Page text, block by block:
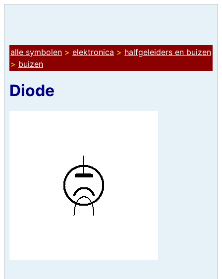
alle symbolen > elektronica > halfgeleiders en buizen
> buizen
Diode